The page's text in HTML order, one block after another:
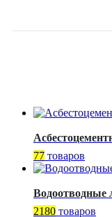
77 товаров
Водоотводные
2180 товаров